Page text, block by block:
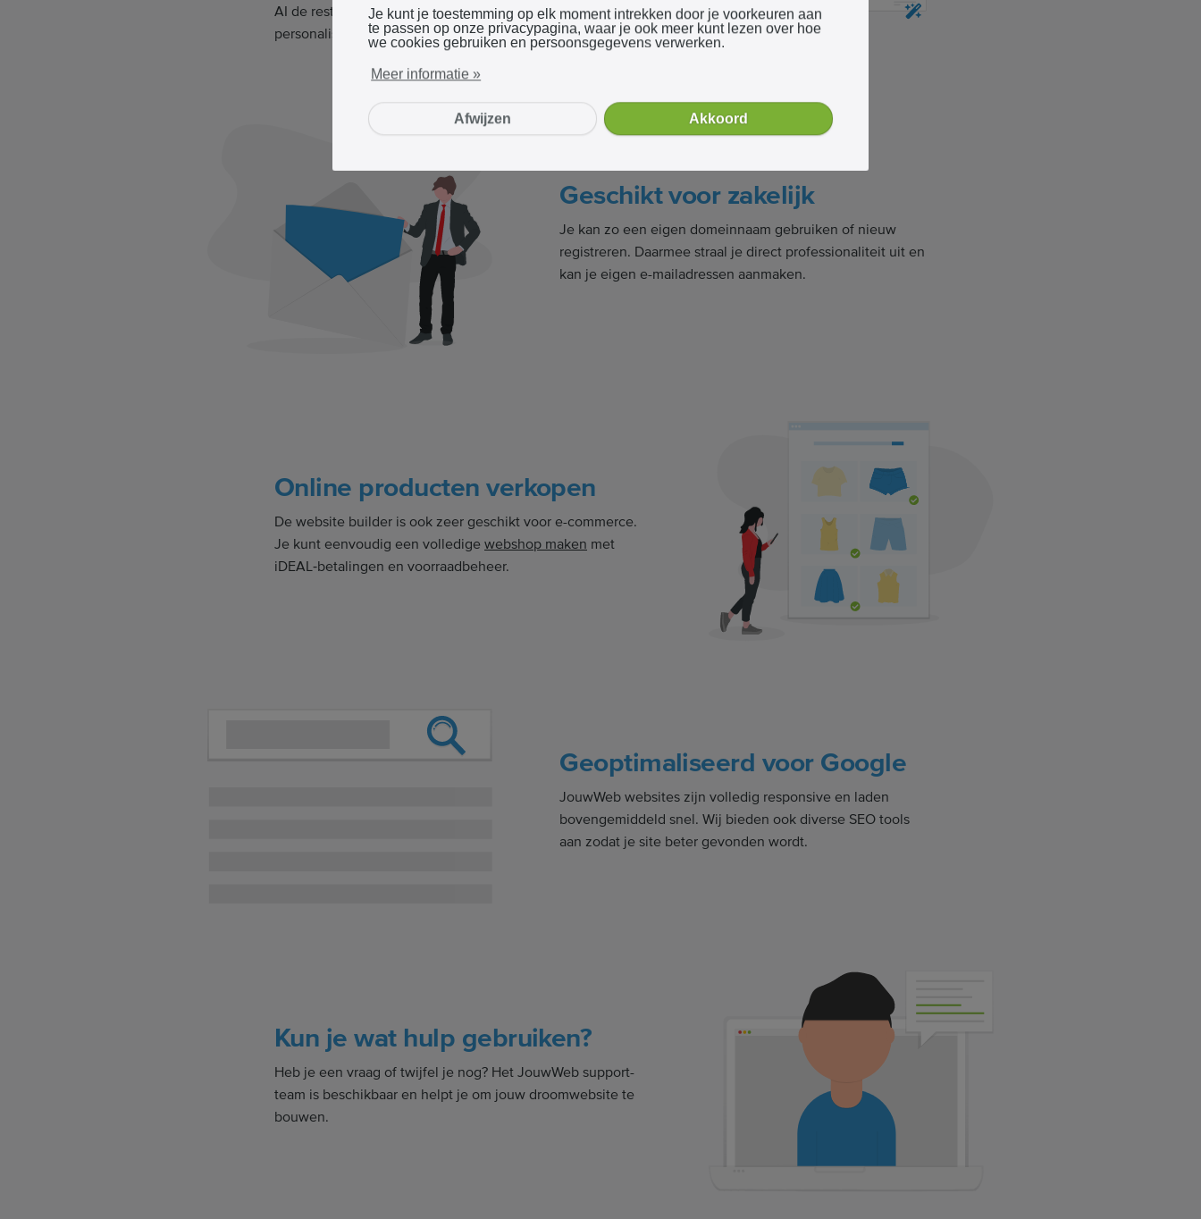
AI de rest doen. Het enige dat jij hoeft te doen, is
personaliseren en aanpassen naar jouw behoeftes.
Geschikt voor zakelijk
Je kan zo een eigen domeinnaam gebruiken of nieuw
registreren. Daarmee straal je direct professionaliteit uit en
kan je eigen e-mailadressen aanmaken.
Online producten verkopen
De website builder is ook zeer geschikt voor e-commerce.
Je kunt eenvoudig een volledige webshop maken met
iDEAL‑betalingen en voorraadbeheer.
Geoptimaliseerd voor Google
JouwWeb websites zijn volledig responsive en laden
bovengemiddeld snel. Wij bieden ook diverse SEO tools
aan zodat je site beter gevonden wordt.
Kun je wat hulp gebruiken?
Heb je een vraag of twijfel je nog? Het JouwWeb support-
team is beschikbaar en helpt je om jouw droomwebsite te
bouwen.
Je kunt je toestemming op elk moment intrekken door je voorkeuren aan
te passen op onze privacypagina, waar je ook meer kunt lezen over hoe
we cookies gebruiken en persoonsgegevens verwerken.
Meer informatie »
Afwijzen Akkoord